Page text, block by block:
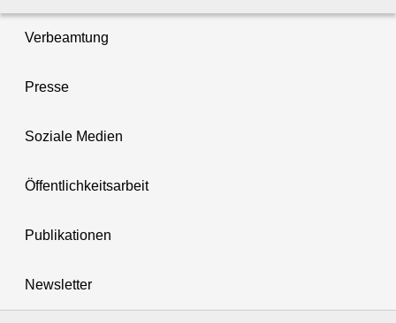
Verbeamtung
Presse
Soziale Medien
Öffentlichkeitsarbeit
Publikationen
Newsletter